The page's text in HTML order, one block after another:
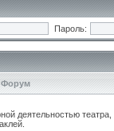
Пароль:
Форум
деятельностью